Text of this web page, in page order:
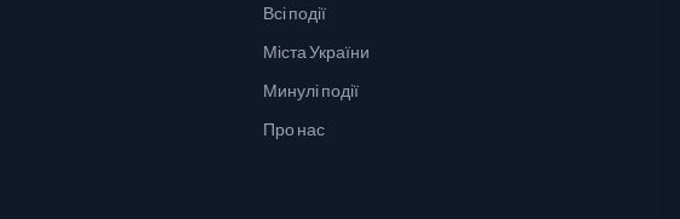
Всі події
Міста України
Минулі події
Про нас